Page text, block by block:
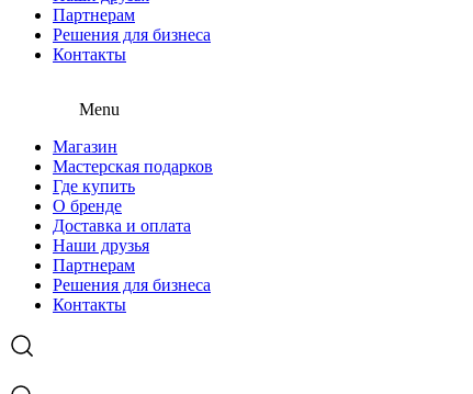
Партнерам
Решения для бизнеса
Контакты
Menu
Магазин
Мастерская подарков
Где купить
О бренде
Доставка и оплата
Наши друзья
Партнерам
Решения для бизнеса
Контакты